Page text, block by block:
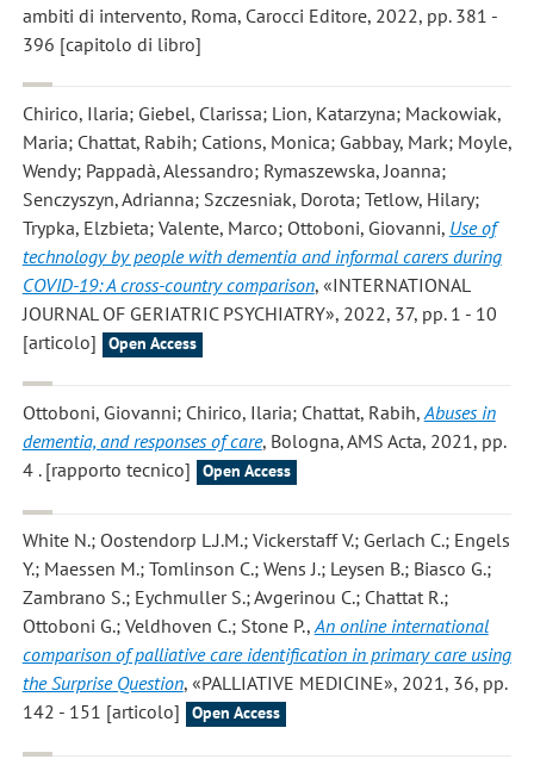
ambiti di intervento, Roma, Carocci Editore, 2022, pp. 381 -
396 [capitolo di libro]
Chirico, Ilaria; Giebel, Clarissa; Lion, Katarzyna; Mackowiak,
Maria; Chattat, Rabih; Cations, Monica; Gabbay, Mark; Moyle,
Wendy; Pappadà, Alessandro; Rymaszewska, Joanna;
Senczyszyn, Adrianna; Szczesniak, Dorota; Tetlow, Hilary;
Trypka, Elzbieta; Valente, Marco; Ottoboni, Giovanni, Use of
technology by people with dementia and informal carers during
COVID-19: A cross-country comparison, «INTERNATIONAL
JOURNAL OF GERIATRIC PSYCHIATRY», 2022, 37, pp. 1 - 10
[articolo]
Open Access
Ottoboni, Giovanni; Chirico, Ilaria; Chattat, Rabih,Abuses in
dementia, and responses of care, Bologna, AMS Acta, 2021, pp.
4 . [rapporto tecnico]
Open Access
White N.; Oostendorp L.J.M.; Vickerstaff V.; Gerlach C.; Engels
Y.; Maessen M.; Tomlinson C.; Wens J.; Leysen B.; Biasco G.;
Zambrano S.; Eychmuller S.; Avgerinou C.; Chattat R.;
Ottoboni G.; Veldhoven C.; Stone P.,An online international
comparison of palliative care identification in primary care using
the Surprise Question, «PALLIATIVE MEDICINE», 2021, 36, pp.
142 - 151 [articolo]
Open Access